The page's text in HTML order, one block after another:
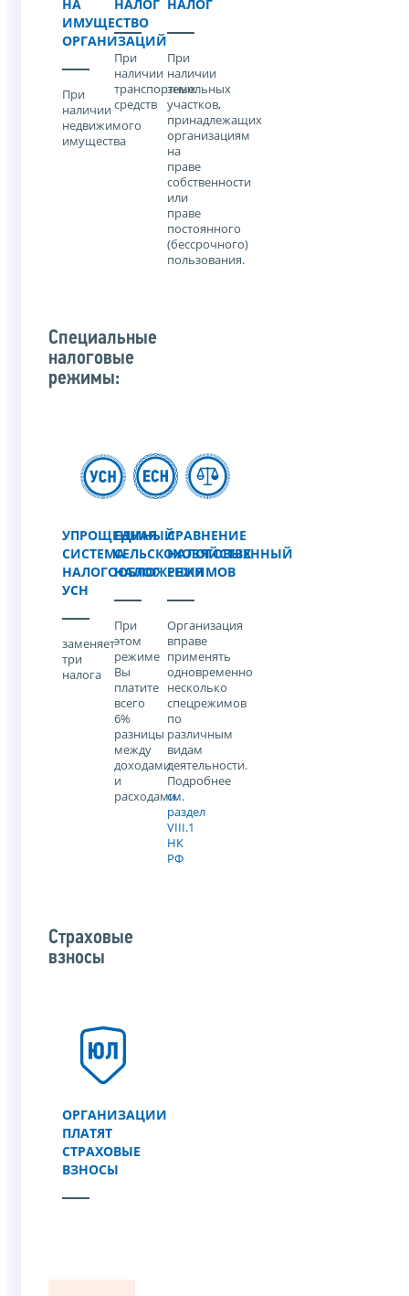
НА
ИМУЩЕСТВО
ОРГАНИЗАЦИЙ
При
наличии
недвижимого
имущества
НАЛОГ
При
наличии
транспортных
средств
НАЛОГ
При
наличии
земельных
участков,
принадлежащих
организациям
на
праве
собственности
или
праве
постоянного
(бессрочного)
пользования.
Специальные
налоговые
режимы:
УПРОЩЕННАЯ
СИСТЕМА
НАЛОГООБЛОЖЕНИЯ
УСН
заменяет
три
налога
ЕДИНЫЙ
СЕЛЬСКОХОЗЯЙСТВЕННЫЙ
НАЛОГ
При
этом
режиме
Вы
платите
всего
6%
разницы
между
доходами
и
расходами
СРАВНЕНИЕ
НАЛОГОВЫХ
РЕЖИМОВ
Организация
вправе
применять
одновременно
несколько
спецрежимов
по
различным
видам
деятельности.
Подробнее
см.
раздел
VIII.1
НК
РФ
Страховые
взносы
ОРГАНИЗАЦИИ
ПЛАТЯТ
СТРАХОВЫЕ
ВЗНОСЫ